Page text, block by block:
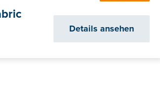
Details ansehen